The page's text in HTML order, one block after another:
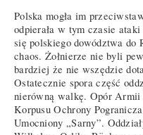
Polska mogła im
odpierała w tym czasie
się polskiego dowództwa do
chaos. Żołnierze nie byli
bardziej że nie wszędzie
Ostatecznie spora część
nierówną walkę. Opór Armii
Korpusu Ochrony
Umocniony „Sarny”.